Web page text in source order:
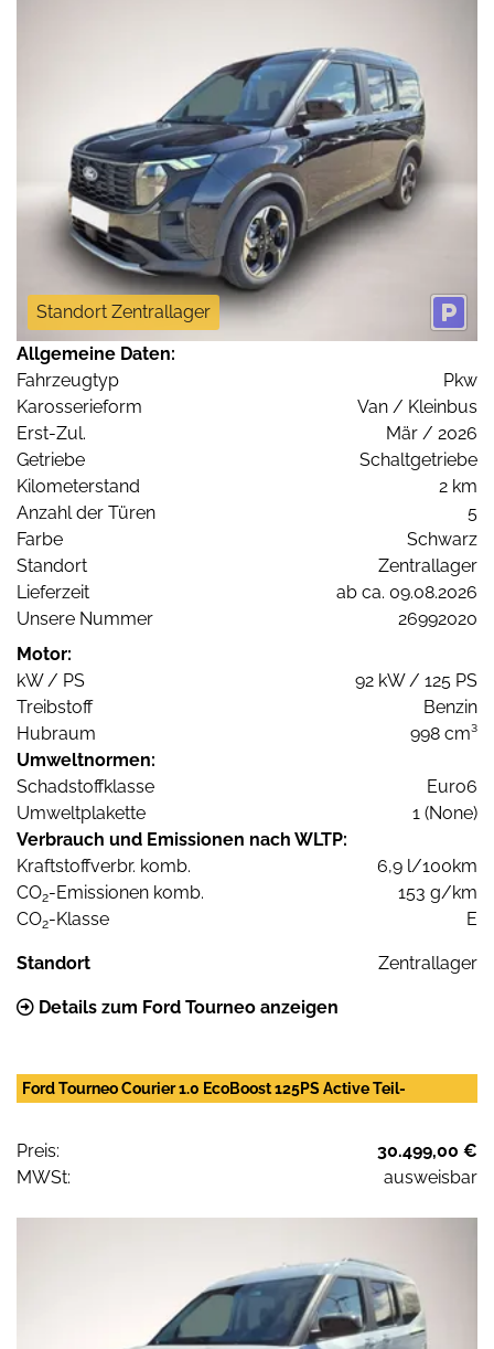
Standort Zentrallager
Allgemeine Daten:
Fahrzeugtyp
Pkw
Karosserieform
Van / Kleinbus
Erst-Zul.
Mär / 2026
Getriebe
Schaltgetriebe
Kilometerstand
2 km
Anzahl der Türen
5
Farbe
Schwarz
Standort
Zentrallager
Lieferzeit
ab ca. 09.08.2026
Unsere Nummer
26992020
Motor:
kW / PS
92 kW / 125 PS
Treibstoff
Benzin
Hubraum
998 cm³
Umweltnormen:
Schadstoffklasse
Euro6
Umweltplakette
1 (None)
Verbrauch und Emissionen nach WLTP:
Kraftstoffverbr. komb.
6,9 l/100km
CO2-Emissionen komb.
153 g/km
CO2-Klasse E
Standort Zentrallager
Details zum Ford Tourneo anzeigen
Ford Tourneo Courier 1.0 EcoBoost 125PS Active Teil-
Preis:
30.499,00 €
MWSt:
ausweisbar